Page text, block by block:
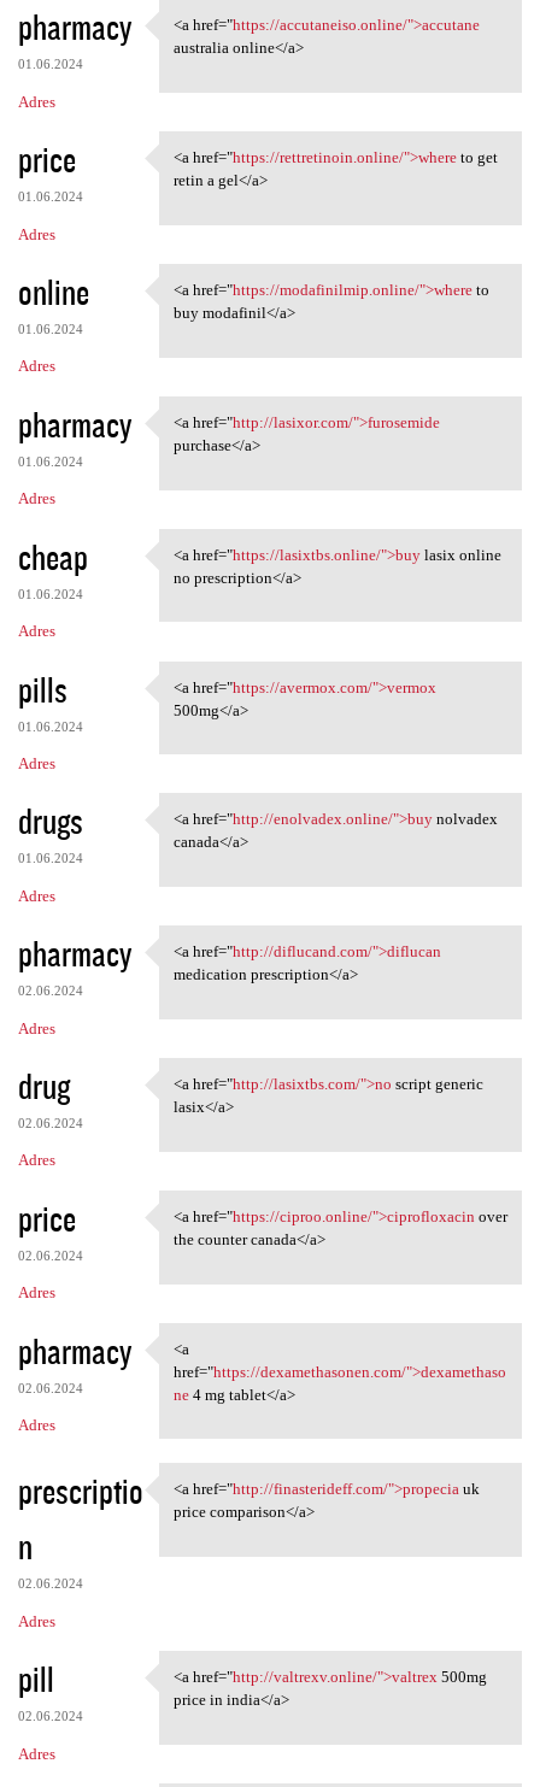
pharmacy
01.06.2024
Adres
<a href="https://accutaneiso
<a href="https://accutaneiso.online/">accutane
australia online</a>
price
01.06.2024
Adres
<a href="https://rettretinoin
<a href="https://rettretinoin.online/">whereto get
retin a gel</a>
online
01.06.2024
Adres
<a href="https://modafinilmip
<a href="https://modafinilmip.online/">whereto
buy modafinil</a>
pharmacy
01.06.2024
Adres
<a href="http://lasixor.com/"
<a href="http://lasixor.com/">furosemide
purchase</a>
cheap
01.06.2024
Adres
<a href="https://lasixtbs
<a href="https://lasixtbs.online/">buylasix online
no prescription</a>
pills
01.06.2024
Adres
<a href="https://avermox.com/
<a href="https://avermox.com/">vermox
500mg</a>
drugs
01.06.2024
Adres
<a href="http://enolvadex
<a href="http://enolvadex.online/">buynolvadex
canada</a>
pharmacy
02.06.2024
Adres
<a href="http://diflucand.com
<a href="http://diflucand.com/">diflucan
medication prescription</a>
drug
02.06.2024
Adres
<a href="http://lasixtbs.com/
<a href="http://lasixtbs.com/">no script generic
lasix</a>
price
02.06.2024
Adres
<a href="https://ciproo
<a href="https://ciproo.online/">ciprofloxacin over
the counter canada</a>
pharmacy
02.06.2024
Adres
<a href="https:/
<a
href="https://dexamethasonen.com/">dexamethaso
ne4 mg tablet</a>
prescriptio
n
02.06.2024
Adres
<a href="http://finasterideff
<a href="http://finasterideff.com/">propeciauk
price comparison</a>
pill
02.06.2024
Adres
<a href="http://valtrexv
<a href="http://valtrexv.online/">valtrex500mg
price in india</a>